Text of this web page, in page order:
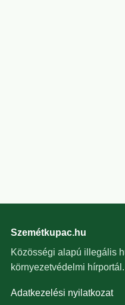
Szemétkupac.hu
Közösségi alapú illegális
környezetvédelmi hírportál.
Adatkezelési nyilatkozat